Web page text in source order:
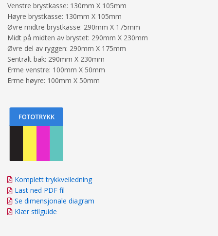
Venstre brystkasse: 130mm X 105mm
Høyre brystkasse: 130mm X 105mm
Øvre midtre brystkasse: 290mm X 175mm
Midt på midten av brystet: 290mm X 230mm
Øvre del av ryggen: 290mm X 175mm
Sentralt bak: 290mm X 230mm
Erme venstre: 100mm X 50mm
Erme høyre: 100mm X 50mm
Komplett trykkveiledning
Last ned PDF fil
Se dimensjonale diagram
Klær stilguide